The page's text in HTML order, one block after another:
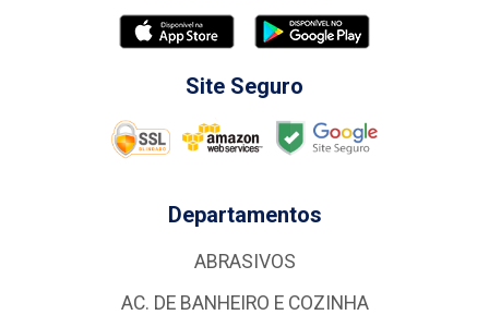
Site Seguro
Departamentos
ABRASIVOS
AC. DE BANHEIRO E COZINHA